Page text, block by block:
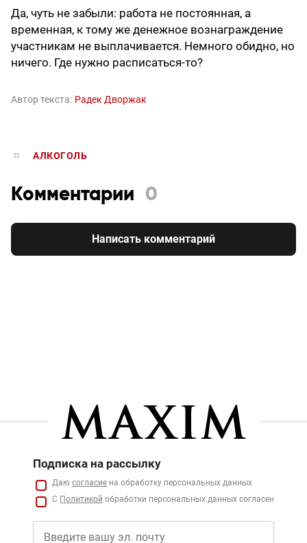
Да, чуть не забыли: работа не постоянная, а
временная, к тому же денежное вознаграждение
участникам не выплачивается. Немного обидно, но
ничего. Где нужно расписаться-то?
Автор текста: Радек Дворжак
АЛКОГОЛЬ
Комментарии 0
Написать комментарий
Подписка на рассылку
Даю согласие на обработку персональных данных
С Политикой обработки персональных данных согласен